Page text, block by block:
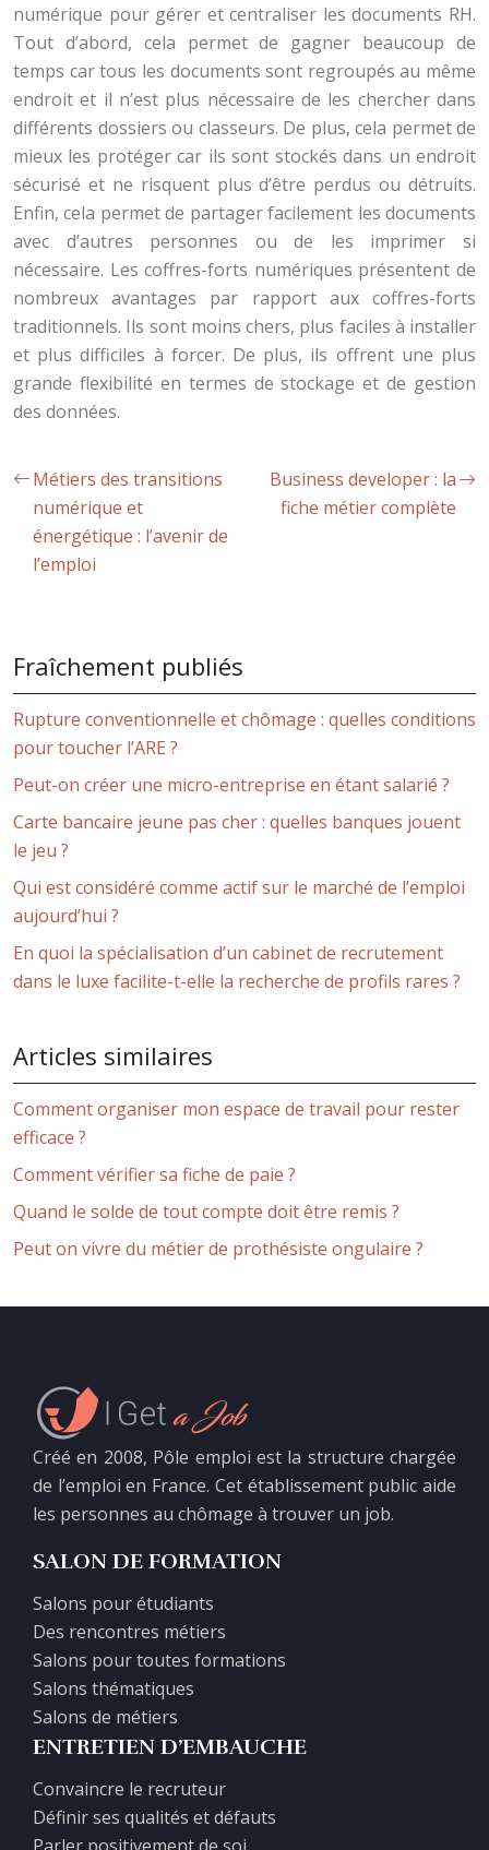
numérique pour gérer et centraliser les documents RH.
Tout d’abord, cela permet de gagner beaucoup de
temps car tous les documents sont regroupés au même
endroit et il n’est plus nécessaire de les chercher dans
différents dossiers ou classeurs. De plus, cela permet de
mieux les protéger car ils sont stockés dans un endroit
sécurisé et ne risquent plus d’être perdus ou détruits.
Enfin, cela permet de partager facilement les documents
avec d’autres personnes ou de les imprimer si
nécessaire. Les coffres-forts numériques présentent de
nombreux avantages par rapport aux coffres-forts
traditionnels. Ils sont moins chers, plus faciles à installer
et plus difficiles à forcer. De plus, ils offrent une plus
grande flexibilité en termes de stockage et de gestion
des données.
Métiers des transitions
numérique et
énergétique : l’avenir de
l’emploi
Business developer : la
fiche métier complète
Fraîchement publiés
Rupture conventionnelle et chômage : quelles conditions
pour toucher l’ARE ?
Peut-on créer une micro-entreprise en étant salarié ?
Carte bancaire jeune pas cher : quelles banques jouent
le jeu ?
Qui est considéré comme actif sur le marché de l’emploi
aujourd’hui ?
En quoi la spécialisation d’un cabinet de recrutement
dans le luxe facilite-t-elle la recherche de profils rares ?
Articles similaires
Comment organiser mon espace de travail pour rester
efficace ?
Comment vérifier sa fiche de paie ?
Quand le solde de tout compte doit être remis ?
Peut on vivre du métier de prothésiste ongulaire ?
Créé en 2008, Pôle emploi est la structure chargée
de l’emploi en France. Cet établissement public aide
les personnes au chômage à trouver un job.
SALON DE FORMATION
Salons pour étudiants
Des rencontres métiers
Salons pour toutes formations
Salons thématiques
Salons de métiers
ENTRETIEN D’EMBAUCHE
Convaincre le recruteur
Définir ses qualités et défauts